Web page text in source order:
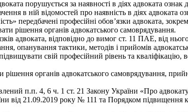
порушується за наявності в діях адвоката ознак
в ній відомостей про наявність в діях адвоката
передбачені професійні обов’язки адвоката,
рішення органів адвокатського самоврядування.
адвоката, відповідно до вимог ст. 11 ПАЕ, від
опанування тактики, методів і прийомів
свій професійний рівень та
органів адвокатського самоврядування,
п.п. 4, 6 ч. 1 ст. 21 Закону України «Про
від 21.09.2019 року № 111 та Порядком підвищення